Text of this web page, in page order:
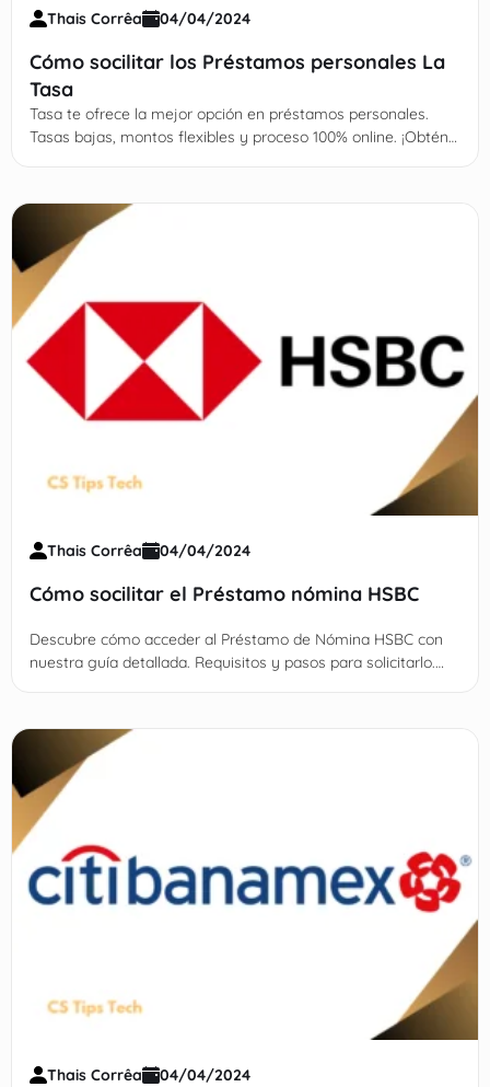
Thais Corrêa 04/04/2024
Cómo socilitar los Préstamos personales La
Tasa
Tasa te ofrece la mejor opción en préstamos personales.
Tasas bajas, montos flexibles y proceso 100% online. ¡Obtén
Thais Corrêa 04/04/2024
Cómo socilitar el Préstamo nómina HSBC
Descubre cómo acceder al Préstamo de Nómina HSBC con
nuestra guía detallada. Requisitos y pasos para solicitarlo.
Thais Corrêa 04/04/2024